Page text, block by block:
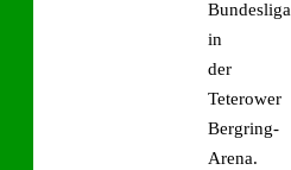
Bundesliga
in
der
Teterower
Bergring-
Arena.